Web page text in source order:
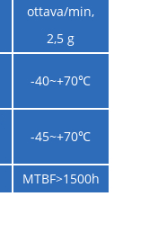
ottava/min,
2,5 g
-40~+70℃
-45~+70℃
MTBF>1500h